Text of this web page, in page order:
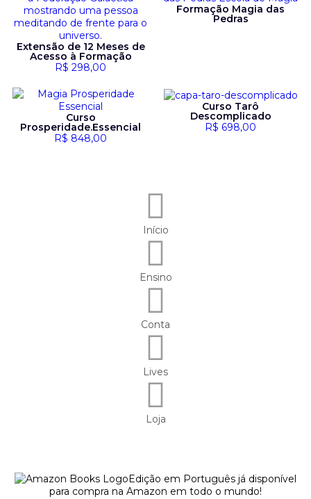
Extensão de 12 Meses de
Acesso à Formação
R$ 298,00
Formação Magia das
Pedras
Curso
Prosperidade.Essencial
R$ 848,00
Curso Tarô
Descomplicado
R$ 698,00
Início
Ensino
Conta
Lives
Loja
Edição em Português já disponível
para compra na Amazon em todo o mundo!